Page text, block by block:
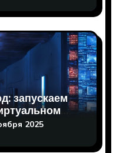
запускаем
2025